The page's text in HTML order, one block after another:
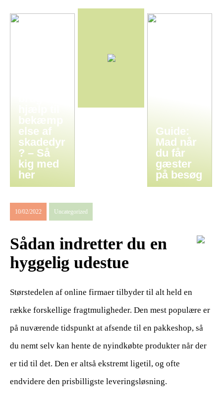
bekæmp
else af
skadedyr
? – Så
kig med
her
Guide:
Mad når
du får
gæster
på besøg
10/02/2022 Uncategorized
Sådan indretter du en
hyggelig udestue
Størstedelen af online firmaer tilbyder til alt held en
række forskellige fragtmuligheder. Den mest populære er
på nuværende tidspunkt at afsende til en pakkeshop, så
du nemt selv kan hente de nyindkøbte produkter når der
er tid til det. Den er altså ekstremt ligetil, og ofte
endvidere den prisbilligste leveringsløsning.